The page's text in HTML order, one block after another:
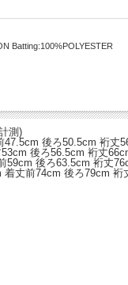
Batting:100%POLYESTER
測)
47.5cm 後ろ50.5cm 裄丈
後ろ56.5cm 裄丈
59cm 後ろ63.5cm 裄丈
着丈前74cm 後ろ79cm 裄